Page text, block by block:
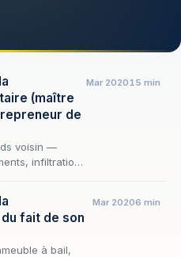
(maître
de
voisin —
infiltrations
Mar 202015 min
fait de son
à bail,
Mar 20206 min